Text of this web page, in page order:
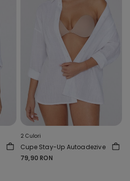
2 Culori
Cupe Stay-Up Autoadezive
79,90 RON